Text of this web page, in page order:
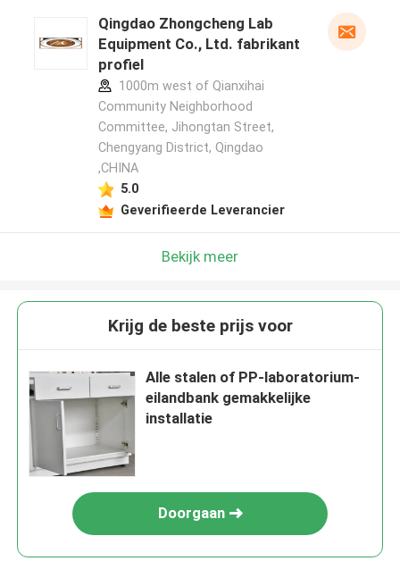
Qingdao Zhongcheng Lab
Equipment Co., Ltd. fabrikant
profiel
1000m west of Qianxihai
Community Neighborhood
Committee, Jihongtan Street,
Chengyang District, Qingdao
,CHINA
5.0
Geverifieerde Leverancier
Bekijk meer
Krijg de beste prijs voor
Alle stalen of PP-laboratorium-
eilandbank gemakkelijke
installatie
Doorgaan